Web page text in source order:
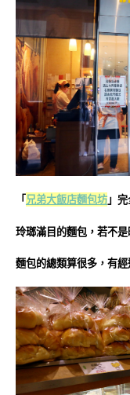
「兄弟大飯店麵包坊」
玲瑯滿目的麵包，若不
麵包的總類算很多，有